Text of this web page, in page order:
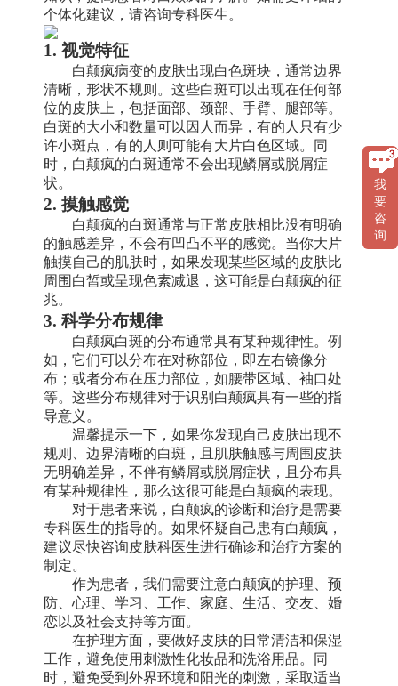
个体化建议，请咨询专科医生。
1. 视觉特征
白颠疯病变的皮肤出现白色斑块，通常边界
清晰，形状不规则。这些白斑可以出现在任何部
位的皮肤上，包括面部、颈部、手臂、腿部等。
白斑的大小和数量可以因人而异，有的人只有少
许小斑点，有的人则可能有大片白色区域。同
时，白颠疯的白斑通常不会出现鳞屑或脱屑症
状。
2. 摸触感觉
白颠疯的白斑通常与正常皮肤相比没有明确
的触感差异，不会有凹凸不平的感觉。当你大片
触摸自己的肌肤时，如果发现某些区域的皮肤比
周围白皙或呈现色素减退，这可能是白颠疯的征
兆。
3. 科学分布规律
白颠疯白斑的分布通常具有某种规律性。例
如，它们可以分布在对称部位，即左右镜像分
布；或者分布在压力部位，如腰带区域、袖口处
等。这些分布规律对于识别白颠疯具有一些的指
导意义。
温馨提示一下，如果你发现自己皮肤出现不
规则、边界清晰的白斑，且肌肤触感与周围皮肤
无明确差异，不伴有鳞屑或脱屑症状，且分布具
有某种规律性，那么这很可能是白颠疯的表现。
对于患者来说，白颠疯的诊断和治疗是需要
专科医生的指导的。如果怀疑自己患有白颠疯，
建议尽快咨询皮肤科医生进行确诊和治疗方案的
制定。
作为患者，我们需要注意白颠疯的护理、预
防、心理、学习、工作、家庭、生活、交友、婚
恋以及社会支持等方面。
在护理方面，要做好皮肤的日常清洁和保湿
工作，避免使用刺激性化妆品和洗浴用品。同
时，避免受到外界环境和阳光的刺激，采取适当
我
要
咨
询